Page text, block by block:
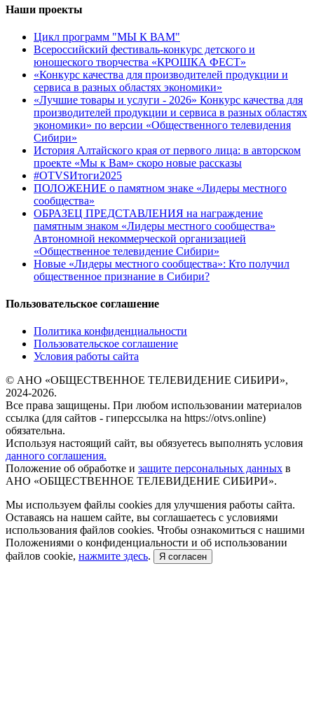
Наши проекты
Цикл программ "МЫ К ВАМ"
Всероссийский фестиваль-конкурс детского и
юношеского творчества «КРОШКА ФЕСТ»
«Конкурс качества для производителей продукции и
сервиса в разных областях экономики»
«Лучшие товары и услуги - 2026» Конкурс качества для
производителей продукции и сервиса в разных областях
экономики» по версии «Общественного телевидения
Сибири»
История Алтайского края от первого лица: в авторском
проекте «Мы к Вам» скоро новые рассказы
#OTVSИтоги2025
ПОЛОЖЕНИЕ о памятном знаке «Лидеры местного
сообщества»
ОБРАЗЕЦ ПРЕДСТАВЛЕНИЯ на награждение
памятным знаком «Лидеры местного сообщества»
Автономной некоммерческой организацией
«Общественное телевидение Сибири»
Новые «Лидеры местного сообщества»: Кто получил
общественное признание в Сибири?
Пользовательское соглашение
Политика конфиденциальности
Пользовательское соглашение
Условия работы сайта
© АНО «ОБЩЕСТВЕННОЕ ТЕЛЕВИДЕНИЕ СИБИРИ»,
2024-2026.
Все права защищены. При любом использовании материалов
ссылка (для сайтов - гиперссылка на https://otvs.online)
обязательна.
Используя настоящий сайт, вы обязуетесь выполнять условия
данного соглашения.
Положение об обработке и защите персональных данных в
АНО «ОБЩЕСТВЕННОЕ ТЕЛЕВИДЕНИЕ СИБИРИ».
Мы используем файлы cookies для улучшения работы сайта.
Оставаясь на нашем сайте, вы соглашаетесь с условиями
использования файлов cookies. Чтобы ознакомиться с нашими
Положениями о конфиденциальности и об использовании
файлов cookie, нажмите здесь. Я согласен